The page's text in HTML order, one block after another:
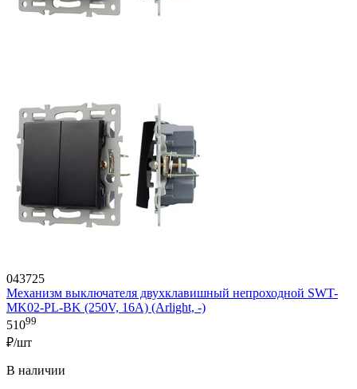
043725
Механизм выключателя двухклавишный непроходной SWT-
MK02-PL-BK (250V, 16A) (Arlight, -)
51099
₽/шт
В наличии